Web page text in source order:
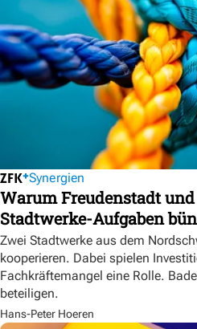
Synergien
Warum Freudenstadt
Stadtwerke-Aufgaben
Zwei Stadtwerke aus dem
kooperieren. Dabei spielen
Fachkräftemangel eine Rolle.
beteiligen.
Hans-Peter Hoeren